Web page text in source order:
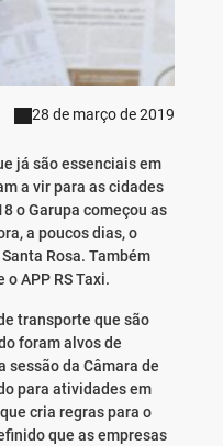
28 de março de 2019
já são essenciais em
a vir para as cidades
o Garupa começou as
a poucos dias, o
Rosa. Também
APP RS Taxi.
transporte que são
foram alvos de
sessão da Câmara de
para atividades em
cria regras para o
que as empresas